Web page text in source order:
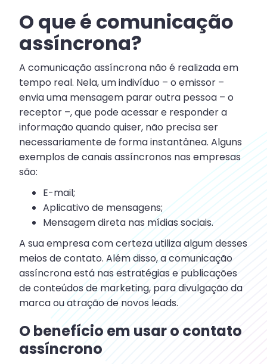
O que é comunicação
assíncrona?
A comunicação assíncrona não é realizada em
tempo real. Nela, um indivíduo – o emissor –
envia uma mensagem parar outra pessoa – o
receptor –, que pode acessar e responder a
informação quando quiser, não precisa ser
necessariamente de forma instantânea. Alguns
exemplos de canais assíncronos nas empresas
são:
E-mail;
Aplicativo de mensagens;
Mensagem direta nas mídias sociais.
A sua empresa com certeza utiliza algum desses
meios de contato. Além disso, a comunicação
assíncrona está nas estratégias e publicações
de conteúdos de marketing, para divulgação da
marca ou atração de novos leads.
O benefício em usar o contato
assíncrono